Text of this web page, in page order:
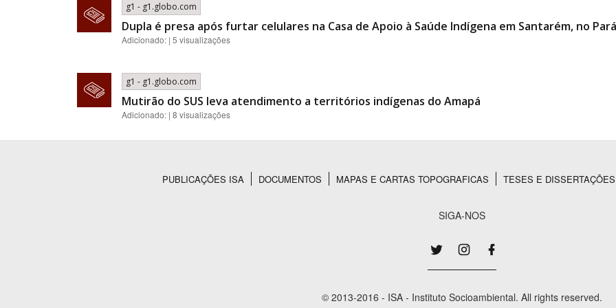
g1 - g1.globo.com
Dupla é presa após furtar celulares na Casa de Apoio à Saúde Indígena em Santarém, no Pará
Adicionado: | 5 visualizações
g1 - g1.globo.com
Mutirão do SUS leva atendimento a territórios indígenas do Amapá
Adicionado: | 8 visualizações
PUBLICAÇÕES ISA DOCUMENTOS MAPAS E CARTAS TOPOGRAFICAS TESES E DISSERTAÇÕES
SIGA-NOS
© 2013-2016 - ISA - Instituto Socioambiental. All rights reserved.